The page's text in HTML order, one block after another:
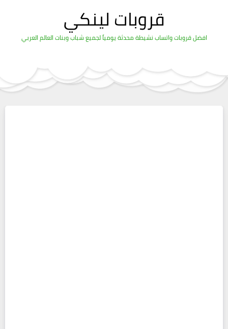
قروبات لينكي
افضل قروبات واتساب نشيطة محدثة يومياً لجميع شباب وبنات العالم العربي